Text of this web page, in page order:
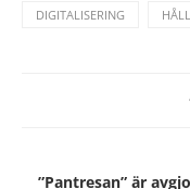
DIGITALISERING
”Pantresan” är